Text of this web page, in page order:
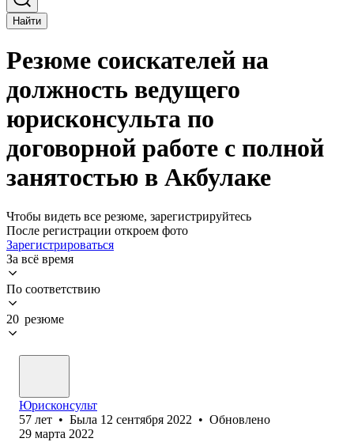
Найти
Резюме соискателей на
должность ведущего
юрисконсульта по
договорной работе с полной
занятостью в Акбулаке
Чтобы видеть все резюме, зарегистрируйтесь
После регистрации откроем фото
Зарегистрироваться
За всё время
По соответствию
20 резюме
Юрисконсульт
57 лет • Была 12 сентября 2022 • Обновлено
29 марта 2022